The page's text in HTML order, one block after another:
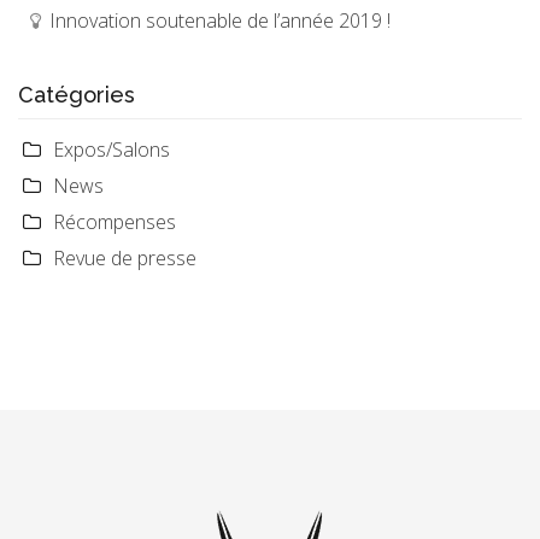
Innovation soutenable de l’année 2019 !
Catégories
Expos/Salons
News
Récompenses
Revue de presse